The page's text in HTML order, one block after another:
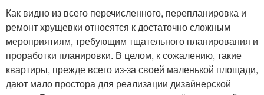
Как видно из всего перечисленного, перепланировка и
ремонт хрущевки относятся к достаточно сложным
мероприятиям, требующим тщательного планирования и
проработки планировки. В целом, к сожалению, такие
квартиры, прежде всего из-за своей маленькой площади,
дают мало простора для реализации дизайнерской